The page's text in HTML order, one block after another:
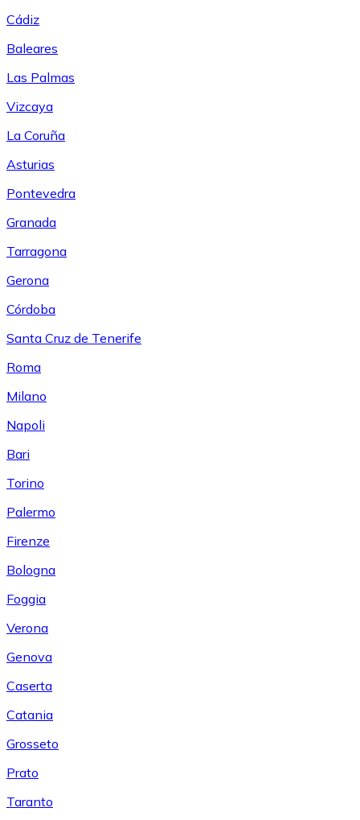
Cádiz
Baleares
Las Palmas
Vizcaya
La Coruña
Asturias
Pontevedra
Granada
Tarragona
Gerona
Córdoba
Santa Cruz de Tenerife
Roma
Milano
Napoli
Bari
Torino
Palermo
Firenze
Bologna
Foggia
Verona
Genova
Caserta
Catania
Grosseto
Prato
Taranto